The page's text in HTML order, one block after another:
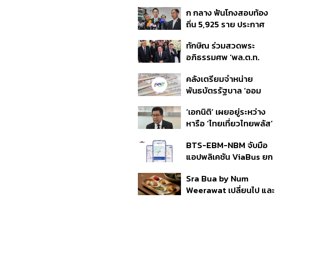
350’ เสริมความมั่นคง
ชายแดน
ก กลาง ฟันโกงสอบท้อง
ถิ่น 5,925 ราย ประกาศ
ราย รอ ป.ป.ช. ขีดเส้นแล้ว
เสร็จ 31 ส.ค.
ทักษิณ ร่วมสวดพระ
อภิธรรมศพ ‘พล.ต.ท.
สิน’ สิริอายุ 103 ปี แกนนำ
เพื่อไทย-บุคคลหลาก
คลังเตรียมจำหน่าย
พันธบัตรรัฐบาล ‘ออม
ก.ย.นี้ อาจเพิ่มสัดส่วนการ
ขายแบบ Small Lot First
‘เอกนิติ’ เผยอยู่ระหว่าง
หารือ ‘ไทยเที่ยวไทยพลัส’
แสนล้าน มั่นใจงบต่อ ‘ไทย
ช่วยไทย พลัส’ เฟส 2 มี
BTS-EBM-NBM จับมือ
แอปพลิเคชัน ViaBus ยก
รถไฟฟ้า 3 สายแบบเรียล
ไทม์
Sra Bua by Num
Weerawat เปลี่ยนไป และ